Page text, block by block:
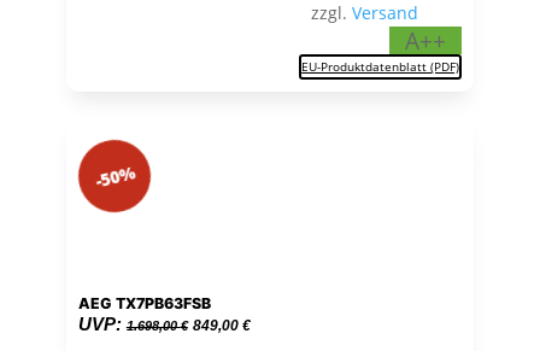
zzgl.Versand
A++
EU-Produktdatenblatt (PDF)
AEG TX7PB63FSB
UVP: 1.698,00€ Ursprünglicher
849,00 €Aktueller
-50%